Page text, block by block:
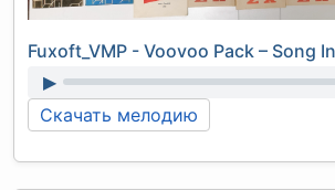
Fuxoft_VMP - Voovoo Pack – Song
▶
Скачать мелодию